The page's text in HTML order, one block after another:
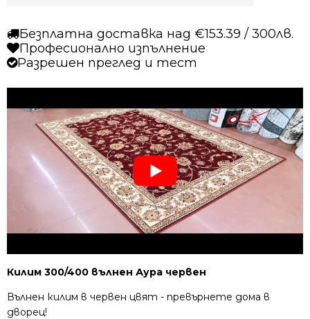
Безплатна доставка над €153.39 / 300лв.
Професионално изпълнение
Разрешен преглед и тест
Килим 300/400 вълнен Аура червен
Вълнен килим в червен цвят - превърнете дома в
дворец!